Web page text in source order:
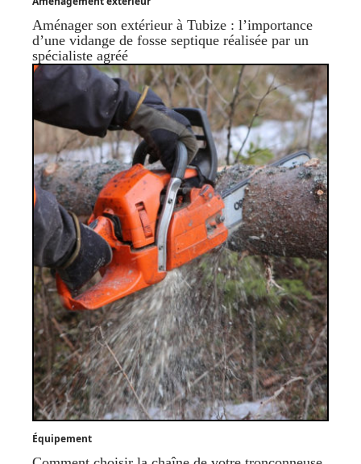
Aménager son extérieur à Tubize : l’importance
d’une vidange de fosse septique réalisée par un
spécialiste agréé
Équipement